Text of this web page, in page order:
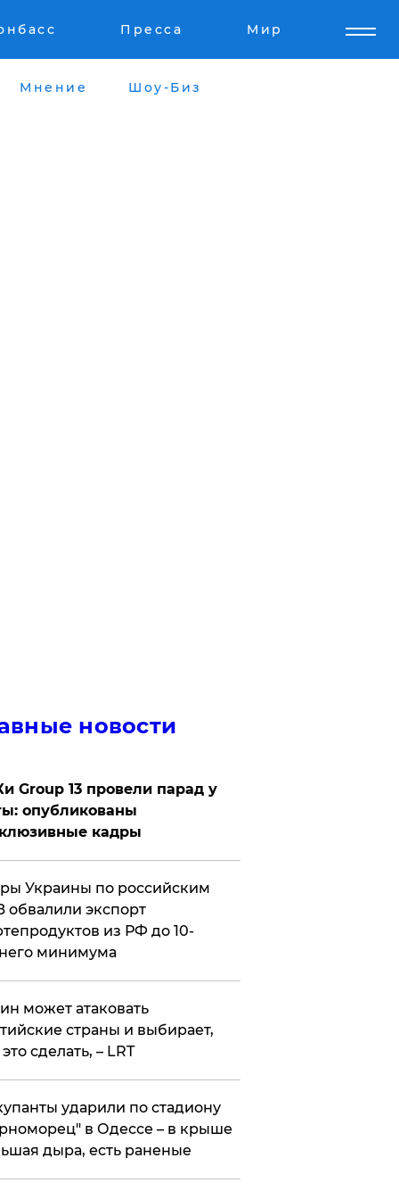
Пресса Мир
Мнение Шоу-Биз
новости
Group 13 провели парад у
опубликованы
кадры
Украины по российским
обвалили экспорт
из РФ до 10-
минимума
может атаковать
страны и выбирает,
сделать, – LRT
ударили по стадиону
в Одессе – в крыше
дыра, есть раненые